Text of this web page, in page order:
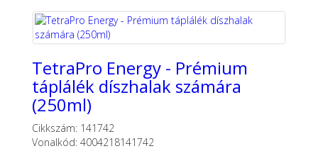
TetraPro Energy - Prémium
táplálék díszhalak számára
(250ml)
Cikkszám: 141742
Vonalkód: 4004218141742